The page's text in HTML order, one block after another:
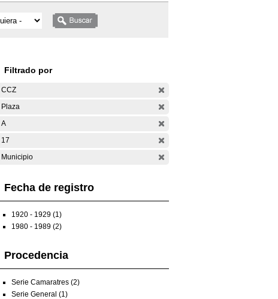
Filtrado por
CCZ
Plaza
A
17
Municipio
Fecha de registro
1920 - 1929 (1)
1980 - 1989 (2)
Procedencia
Serie Camaratres (2)
Serie General (1)